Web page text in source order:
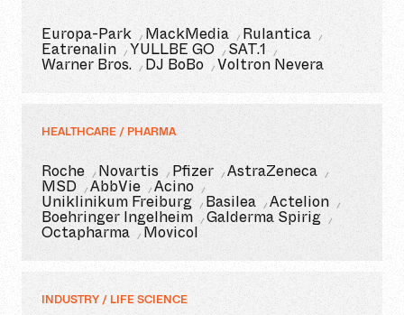
Europa-Park MackMedia
Rulantica
Eatrenalin
YULLBE GO
SAT.1
Warner Bros.
DJ BoBo Voltron Nevera
HEALTHCARE / PHARMA
Roche Novartis Pfizer
AstraZeneca
MSD
AbbVie
Acino
Uniklinikum Freiburg
Basilea
Actelion
Boehringer Ingelheim
Galderma Spirig
Octapharma
Movicol
INDUSTRY / LIFE SCIENCE